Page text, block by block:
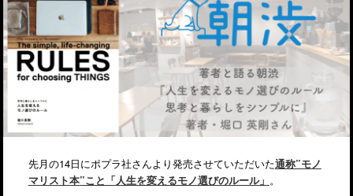
先月の14日にポプラ社さんより発売させていただいた通称”モノ
マリスト本”こと「人生を変えるモノ選びのルール」 。